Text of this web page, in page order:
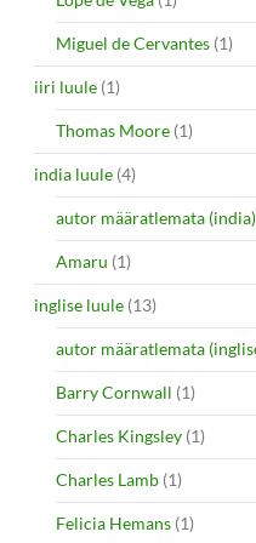
Miguel de Cervantes (1)
iiri luule (1)
Thomas Moore (1)
india luule (4)
autor määratlemata (india)
Amaru (1)
inglise luule (13)
autor määratlemata
Barry Cornwall (1)
Charles Kingsley (1)
Charles Lamb (1)
Felicia Hemans (1)